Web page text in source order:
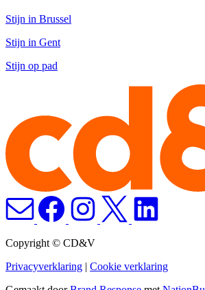
Stijn in Brussel
Stijn in Gent
Stijn op pad
Copyright © CD&V
Privacyverklaring | Cookie verklaring